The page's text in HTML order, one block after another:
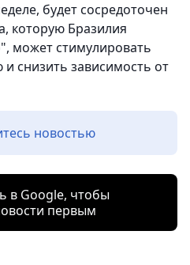
будет сосредоточен
которую Бразилия
может стимулировать
снизить зависимость от
новостью
в Google, чтобы
первым